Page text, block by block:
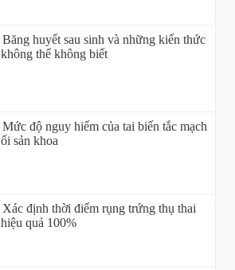
Băng huyết sau sinh và những kiến thức
không thể không biết
Mức độ nguy hiểm của tai biến tắc mạch
ối sản khoa
Xác định thời điểm rụng trứng thụ thai
hiệu quả 100%